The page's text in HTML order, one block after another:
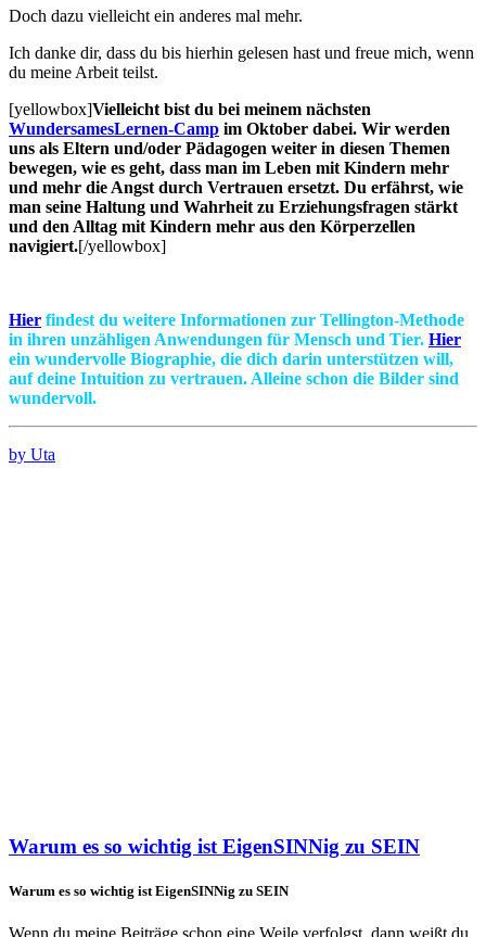
Doch dazu vielleicht ein anderes mal mehr.
Ich danke dir, dass du bis hierhin gelesen hast und freue mich, wenn
du meine Arbeit teilst.
[yellowbox]Vielleicht bist du bei meinem nächsten
WundersamesLernen-Camp im Oktober dabei. Wir werden
uns als Eltern und/oder Pädagogen weiter in diesen Themen
bewegen, wie es geht, dass man im Leben mit Kindern mehr
und mehr die Angst durch Vertrauen ersetzt. Du erfährst, wie
man seine Haltung und Wahrheit zu Erziehungsfragen stärkt
und den Alltag mit Kindern mehr aus den Körperzellen
navigiert.[/yellowbox]
Hier findest du weitere Informationen zur Tellington-Methode
in ihren unzähligen Anwendungen für Mensch und Tier. Hier
ein wundervolle Biographie, die dich darin unterstützen will,
auf deine Intuition zu vertrauen. Alleine schon die Bilder sind
wundervoll.
by Uta
Warum es so wichtig ist EigenSINNig zu SEIN
Warum es so wichtig ist EigenSINNig zu SEIN